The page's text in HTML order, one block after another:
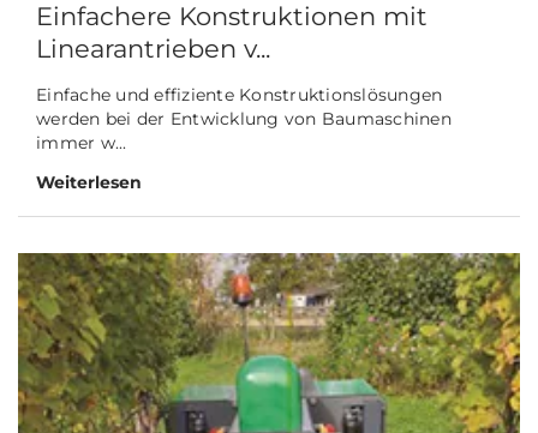
Einfachere Konstruktionen mit
Linearantrieben v...
Einfache und effiziente Konstruktionslösungen
werden bei der Entwicklung von Baumaschinen
immer w...
Weiterlesen